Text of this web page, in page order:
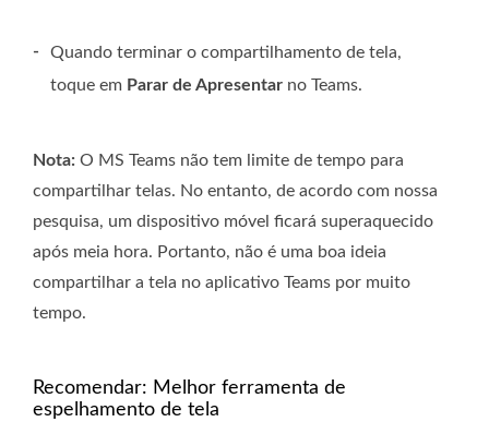
-
Quando terminar o compartilhamento de tela,
toque em Parar de Apresentar no Teams.
Nota: O MS Teams não tem limite de tempo para
compartilhar telas. No entanto, de acordo com nossa
pesquisa, um dispositivo móvel ficará superaquecido
após meia hora. Portanto, não é uma boa ideia
compartilhar a tela no aplicativo Teams por muito
tempo.
Recomendar: Melhor ferramenta de
espelhamento de tela